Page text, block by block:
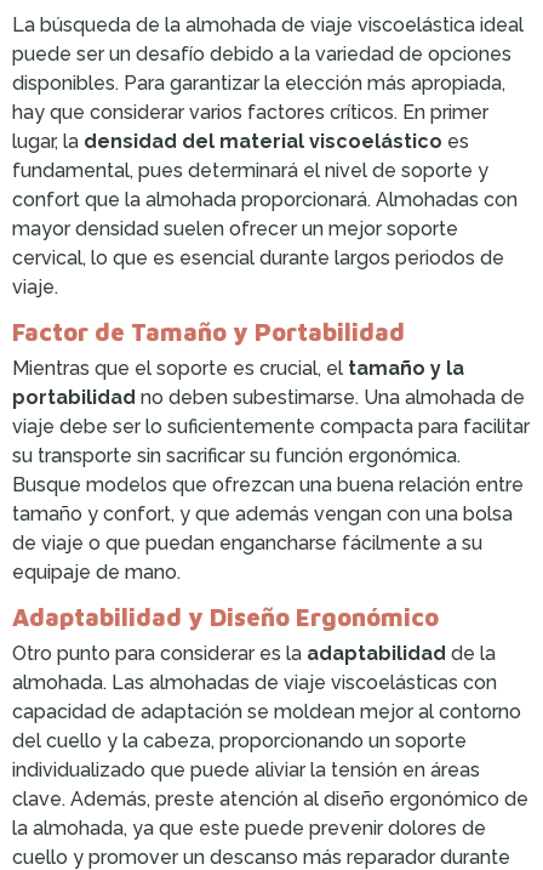
La búsqueda de la almohada de viaje viscoelástica ideal
puede ser un desafío debido a la variedad de opciones
disponibles. Para garantizar la elección más apropiada,
hay que considerar varios factores críticos. En primer
lugar, la densidad del material viscoelástico es
fundamental, pues determinará el nivel de soporte y
confort que la almohada proporcionará. Almohadas con
mayor densidad suelen ofrecer un mejor soporte
cervical, lo que es esencial durante largos periodos de
viaje.
Factor de Tamaño y Portabilidad
Mientras que el soporte es crucial, el tamaño y la
portabilidad no deben subestimarse. Una almohada de
viaje debe ser lo suficientemente compacta para facilitar
su transporte sin sacrificar su función ergonómica.
Busque modelos que ofrezcan una buena relación entre
tamaño y confort, y que además vengan con una bolsa
de viaje o que puedan engancharse fácilmente a su
equipaje de mano.
Adaptabilidad y Diseño Ergonómico
Otro punto para considerar es la adaptabilidad de la
almohada. Las almohadas de viaje viscoelásticas con
capacidad de adaptación se moldean mejor al contorno
del cuello y la cabeza, proporcionando un soporte
individualizado que puede aliviar la tensión en áreas
clave. Además, preste atención al diseño ergonómico de
la almohada, ya que este puede prevenir dolores de
cuello y promover un descanso más reparador durante